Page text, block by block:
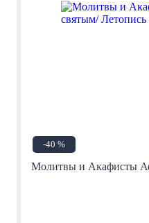
-40 %
Молитвы и Акафисты